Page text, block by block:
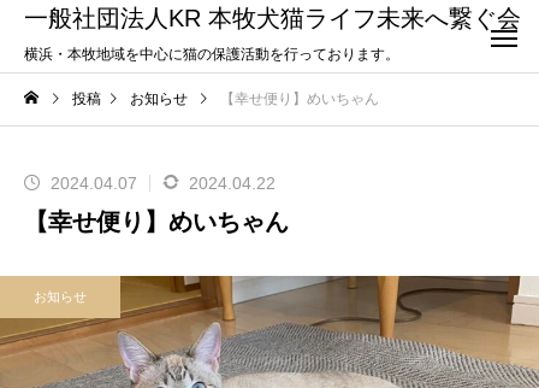
一般社団法人KR 本牧犬猫ライフ未来へ繋ぐ会
横浜・本牧地域を中心に猫の保護活動を行っております。
投稿 お知らせ 【幸せ便り】めいちゃん
2024.04.07 2024.04.22
【幸せ便り】めいちゃん
お知らせ